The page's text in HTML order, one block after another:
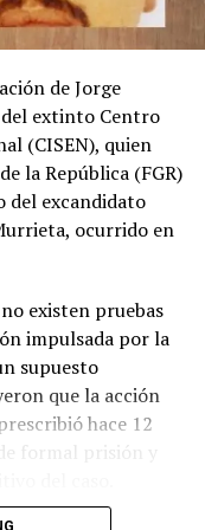
de Jorge
extinto Centro
(CISEN), quien
la República (FGR)
del excandidato
ocurrido en
existen pruebas
impulsada por la
supuesto
que la acción
hace 12
formal prisión y